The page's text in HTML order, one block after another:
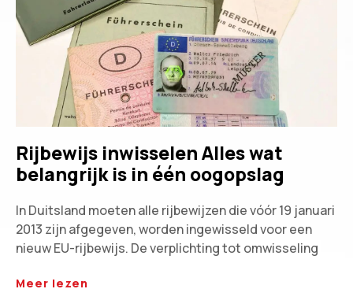
Rijbewijs inwisselen Alles wat
belangrijk is in één oogopslag
In Duitsland moeten alle rijbewijzen die vóór 19 januari
2013 zijn afgegeven, worden ingewisseld voor een
nieuw EU-rijbewijs. De verplichting tot omwisseling
Meer lezen